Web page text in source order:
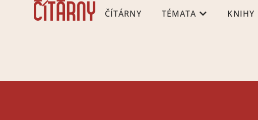
ČÍTÁRNY TÉMATA KNIHY